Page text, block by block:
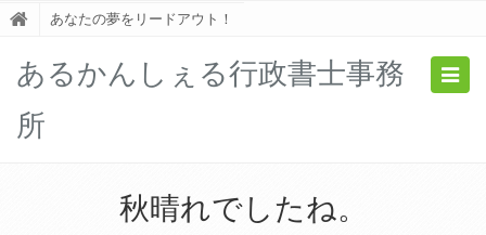
あなたの夢をリードアウト！
あるかんしぇる行政書士事務
所
秋晴れでしたね。